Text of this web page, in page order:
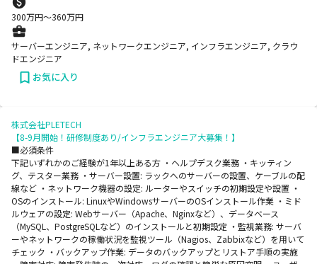
300万円〜360万円
サーバーエンジニア, ネットワークエンジニア, インフラエンジニア, クラウ
ドエンジニア
お気に入り
株式会社PLETECH
【8-9月開始！研修制度あり/インフラエンジニア大募集！】
■必須条件
下記いずれかのご経験が1年以上ある方 ・ヘルプデスク業務 ・キッティン
グ、テスター業務 ・サーバー設置: ラックへのサーバーの設置、ケーブルの配
線など ・ネットワーク機器の設定: ルーターやスイッチの初期設定や設置 ・
OSのインストール: LinuxやWindowsサーバーのOSインストール作業 ・ミド
ルウェアの設定: Webサーバー（Apache、Nginxなど）、データベース
（MySQL、PostgreSQLなど）のインストールと初期設定 ・監視業務: サーバ
ーやネットワークの稼働状況を監視ツール（Nagios、Zabbixなど）を用いて
チェック ・バックアップ作業: データのバックアップとリストア手順の実施